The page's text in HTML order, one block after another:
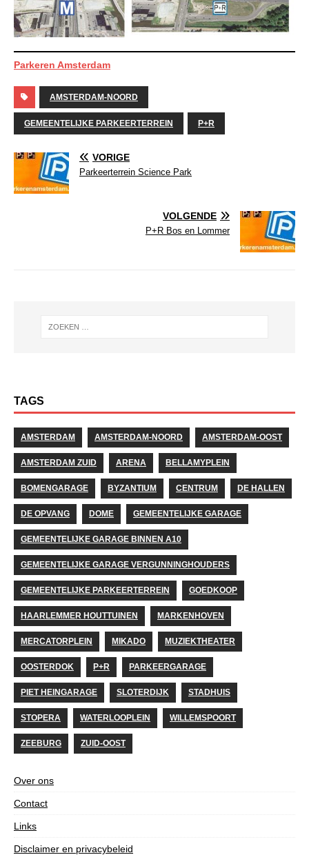
Parkeren Amsterdam
AMSTERDAM-NOORD
GEMEENTELIJKE PARKEERTERREIN P+R
VORIGE
Parkeerterrein Science Park
VOLGENDE
P+R Bos en Lommer
TAGS
AMSTERDAM AMSTERDAM-NOORD AMSTERDAM-OOST
AMSTERDAM ZUID ARENA BELLAMYPLEIN
BOMENGARAGE BYZANTIUM CENTRUM DE HALLEN
DE OPVANG DOME GEMEENTELIJKE GARAGE
GEMEENTELIJKE GARAGE BINNEN A10
GEMEENTELIJKE GARAGE VERGUNNINGHOUDERS
GEMEENTELIJKE PARKEERTERREIN GOEDKOOP
HAARLEMMER HOUTTUINEN MARKENHOVEN
MERCATORPLEIN MIKADO MUZIEKTHEATER
OOSTERDOK P+R PARKEERGARAGE
PIET HEINGARAGE SLOTERDIJK STADHUIS
STOPERA WATERLOOPLEIN WILLEMSPOORT
ZEEBURG ZUID-OOST
Over ons
Contact
Links
Disclaimer en privacybeleid